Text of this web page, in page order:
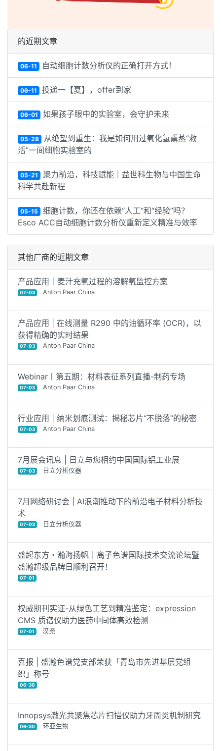
的近期文章
06-11 自动细胞计数分析仪的正确打开方式！
06-11 投递一【夏】，offer到家
06-01 如果孩子眼中的实验室，会守护未来
05-28 从绝望到重生：我是如何用过氧化氢熏蒸“救
活”一间细胞实验室的
05-21 聚力前沿，科技赋能｜益世科生物与中国生命
科学共赴新程
05-15 细胞计数，你还在依赖“人工”和“经验”吗？
Esco ACC自动细胞计数分析仪重新定义精准与效率
其他厂商的近期文章
产品应用｜麦汁充氧过程的溶解氧监控方案
07-03 Anton Paar China
产品应用 | 在线测量 R290 中的油循环率 (OCR)，以
获得精确的实时结果
07-03 Anton Paar China
Webinar丨第五期：材料表征系列直播-制药专场
07-03 Anton Paar China
行业应用 | 纳米划痕测试：揭秘芯片“不脱落”的秘密
07-03 Anton Paar China
7月展会讯息 | 日立与您相约中国国际铝工业展
07-03 日立分析仪器
7月网络研讨会 | AI浪潮推动下的前沿电子材料分析技
术
07-03 日立分析仪器
盛起东方・瀚海扬帆｜离子色谱国际技术交流论坛暨
盛瀚超级品牌日顺利召开！
07-01
权威期刊实证-从绿色工艺到精准鉴定：expression
CMS 质谱仪助力医药中间体高效检测
07-01 汉尧
喜报 | 盛瀚色谱党支部荣获「青岛市先进基层党组
织」称号
06-30
Innopsys激光共聚焦芯片扫描仪助力牙周炎机制研究
06-30 环亚生物